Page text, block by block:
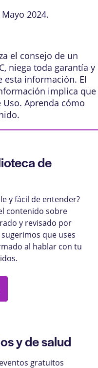
2024.
el consejo de un
niega toda garantía y
esta información. El
implica que
Uso. Aprenda cómo
.
de
y fácil de entender?
contenido sobre
y revisado por
que uses
al hablar con tu
y de salud
gratuitos